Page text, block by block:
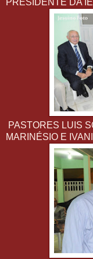
PRESIDENTE DA
PASTORES LUIS
MARINÉSIO E